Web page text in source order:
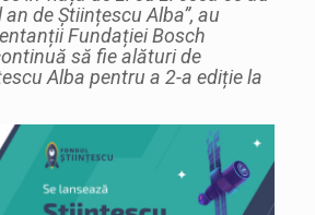
de Științescu Alba”, au
Fundației Bosch
să fie alături de
Alba pentru a 2-a ediție la